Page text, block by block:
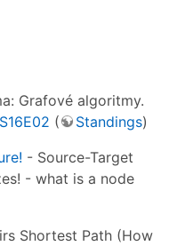
Grafové algoritmy.
( Standings)
- Source-Target
- what is a node
Shortest Path (How